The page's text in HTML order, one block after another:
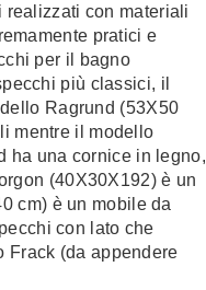
con materiali
pratici e
per il bagno
più classici, il
Ragrund (53X50
mentre il modello
ha una cornice in legno,
(40X30X192) è un
cm) è un mobile da
con lato che
Frack (da appendere